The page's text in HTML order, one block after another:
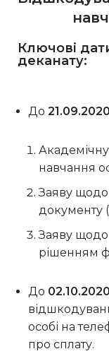
Ключові
деканату:
До
навчання
Заяву щодо
документу
Заяву щодо
рішенням
До
особі на
про сплату.